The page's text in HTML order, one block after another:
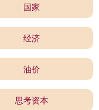
国家
经济
油价
思考资本